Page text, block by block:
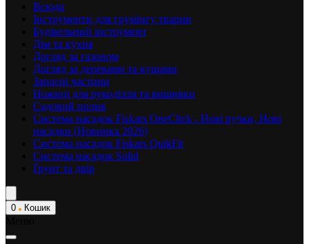
Всюди
Інструменти для грумінгу тварин
Будівельний інструмент
Дім та кухня
Догляд за газоном
Догляд за деревами та кущами
Запасні частини
Ножиці для рукоділля та вишивки
Садовий полив
Система насадок Fiskars OneClick - Нові ручки, Нові
насадки (Новинка 2026)
Система насадок Fiskars QuikFit
Система насадок Solid
Ґрунт та двір
0 Кошик